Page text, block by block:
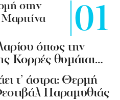
στην
όπως την
Κορρές θυμάται…
τ’ άστρα: Θερμή
Παραμυθιάς